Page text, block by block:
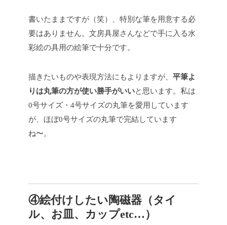
書いたままですが（笑）、特別な筆を用意する必
要はありません。文房具屋さんなどで手に入る水
彩絵の具用の絵筆で十分です。
描きたいものや表現方法にもよりますが、 平筆よ
りは丸筆の方が使い勝手がいいと思います。私は
0号サイズ・4号サイズの丸筆を愛用しています
が、ほぼ0号サイズの丸筆で完結しています
ね〜。
④絵付けしたい陶磁器（タイ
ル、お皿、カップetc…）